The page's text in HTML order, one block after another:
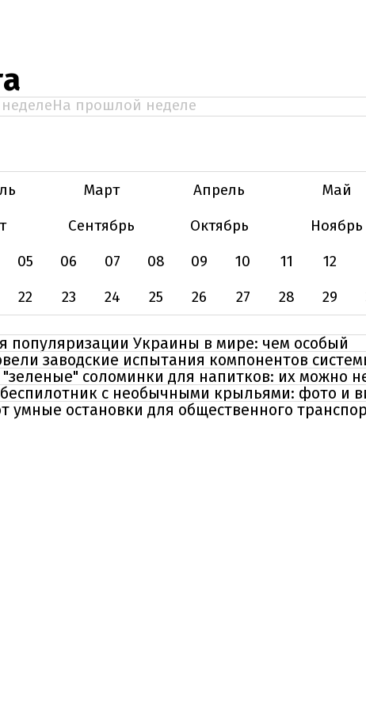
На прошлой неделе
Март Апрель Май
Сентябрь Октябрь Ноябрь
05 06 07 08 09 10 11 12
22 23 24 25 26 27 28 29
популяризации Украины в мире: чем особый
заводские испытания компонентов
соломинки для напитков: их можно
с необычными крыльями: фото и
умные остановки для общественного